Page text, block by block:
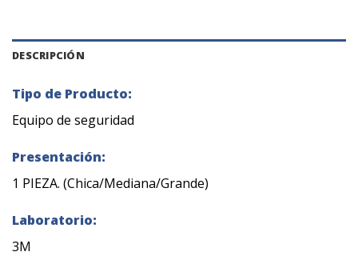
DESCRIPCIÓN
Tipo de Producto:
Equipo de seguridad
Presentación:
1 PIEZA. (Chica/Mediana/Grande)
Laboratorio:
3M